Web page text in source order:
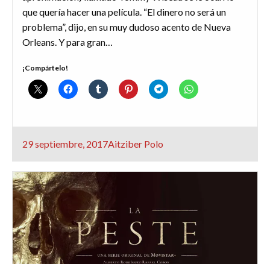
que quería hacer una película. “El dinero no será un
problema”, dijo, en su muy dudoso acento de Nueva
Orleans. Y para gran…
¡Compártelo!
Publicado
29 septiembre, 2017Aitziber Polo